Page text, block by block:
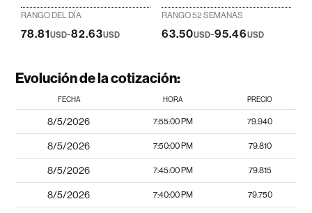
RANGO DEL DÍA
78.81USD-82.63USD
RANGO 52 SEMANAS
63.50USD-95.46USD
Evolución de la cotización:
FECHA HORA PRECIO
8/5/2026 7:55:00 PM 79.940
8/5/2026 7:50:00 PM 79.810
8/5/2026 7:45:00 PM 79.815
8/5/2026 7:40:00 PM 79.750